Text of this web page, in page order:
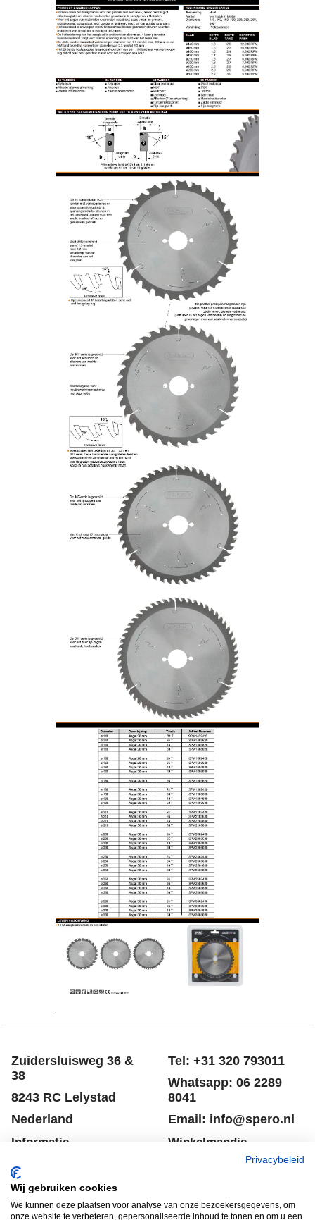
Zuidersluisweg 36 &
38
8243 RC Lelystad
Nederland
Informatie
Tel: +31 320 793011
Whatsapp: 06 2289
8041
Email: info@spero.nl
Winkelmandje
Contact
Voorwaarden
Winkelmandje
Garantie voorwaarden
Privacybeleid
Wij gebruiken cookies
We kunnen deze plaatsen voor analyse van onze bezoekersgegevens, om
onze website te verbeteren, gepersonaliseerde inhoud te tonen en om u een